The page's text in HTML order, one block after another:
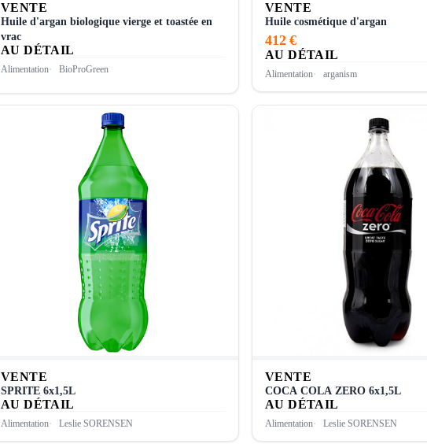
VENTE
Huile d'argan biologique vierge et toastée en
vrac
AU DÉTAIL
Alimentation BioProGreen
VENTE
Huile cosmétique d'argan
412 €
AU DÉTAIL
Alimentation arganism
VENTE
SPRITE 6x1,5L
AU DÉTAIL
Alimentation Leslie SORENSEN
VENTE
COCA COLA ZERO 6x1,5L
AU DÉTAIL
Alimentation Leslie SORENSEN